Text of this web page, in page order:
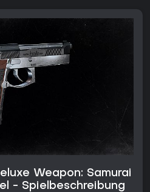
Weapon: Samurai
- Spielbeschreibung